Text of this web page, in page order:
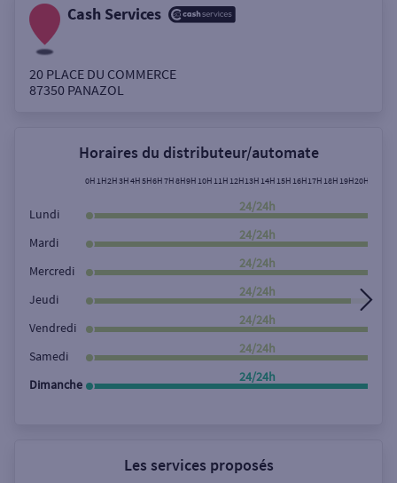
Autour de moi
Rue
Cash Services
20 PLACE DU COMMERCE
87350 PANAZOL
Horaires du distributeur/automate
0H 1H2H3H4H5H6H7H8H9H 10H 11H 12H13H 14H 15H 16H17H 18H 19H20H
Lundi
24/24h
Mardi
24/24h
Mercredi
24/24h
Jeudi
24/24h
Vendredi
24/24h
Samedi
24/24h
Dimanche
24/24h
Les services proposés